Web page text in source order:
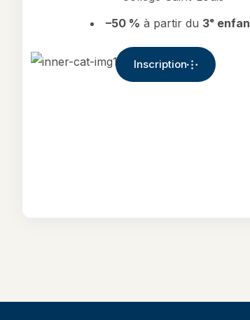
–50 % à partir du 3ᵉ
Inscription